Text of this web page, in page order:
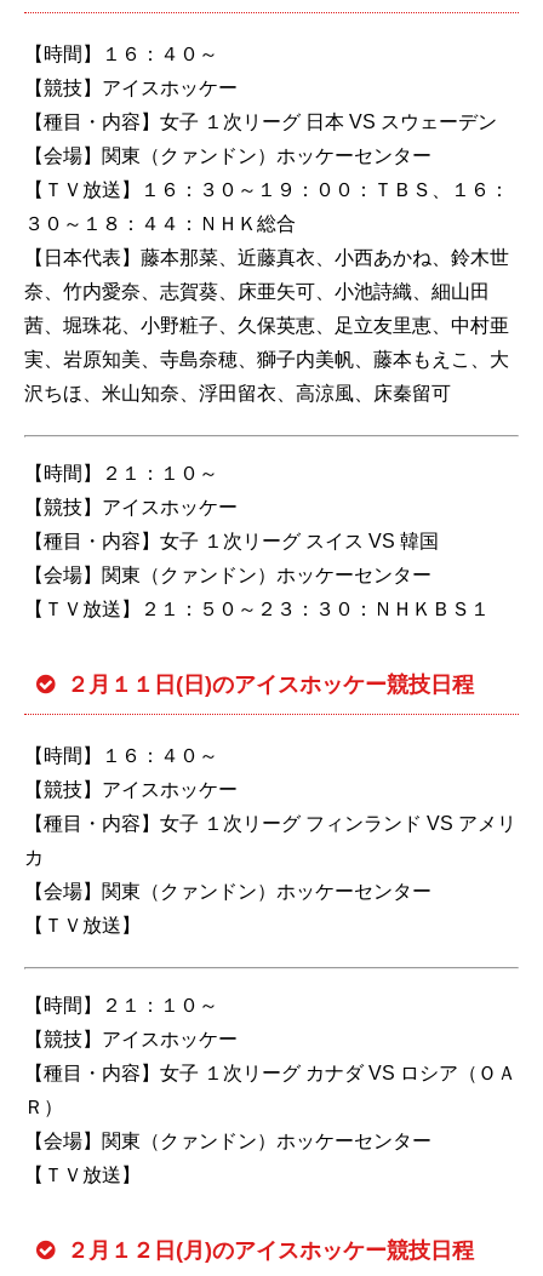
【時間】１６：４０～
【競技】アイスホッケー
【種目・内容】女子 １次リーグ 日本 VS スウェーデン
【会場】関東（クァンドン）ホッケーセンター
【ＴＶ放送】１６：３０～１９：００：ＴＢＳ、１６：
３０～１８：４４：ＮＨＫ総合
【日本代表】藤本那菜、近藤真衣、小西あかね、鈴木世
奈、竹内愛奈、志賀葵、床亜矢可、小池詩織、細山田
茜、堀珠花、小野粧子、久保英恵、足立友里恵、中村亜
実、岩原知美、寺島奈穂、獅子内美帆、藤本もえこ、大
沢ちほ、米山知奈、浮田留衣、高涼風、床秦留可
【時間】２１：１０～
【競技】アイスホッケー
【種目・内容】女子 １次リーグ スイス VS 韓国
【会場】関東（クァンドン）ホッケーセンター
【ＴＶ放送】２１：５０～２３：３０：ＮＨＫＢＳ１
２月１１日(日)のアイスホッケー競技日程
【時間】１６：４０～
【競技】アイスホッケー
【種目・内容】女子 １次リーグ フィンランド VS アメリ
カ
【会場】関東（クァンドン）ホッケーセンター
【ＴＶ放送】
【時間】２１：１０～
【競技】アイスホッケー
【種目・内容】女子 １次リーグ カナダ VS ロシア（ＯＡ
Ｒ）
【会場】関東（クァンドン）ホッケーセンター
【ＴＶ放送】
２月１２日(月)のアイスホッケー競技日程